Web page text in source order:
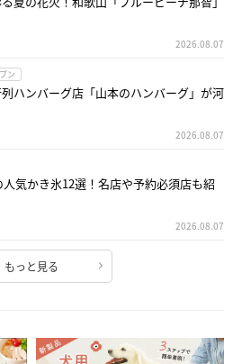
2026.08.07
ン
ハンバーグ店「山本のハンバーグ」が河
2026.08.07
人気かき氷12選！名店や予約必須店も紹
2026.08.07
もっと見る